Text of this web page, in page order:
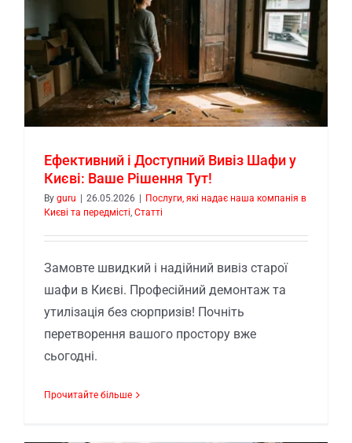
Ефективний і Доступний Вивіз Шафи у
Києві: Ваше Рішення Тут!
By guru | 26.05.2026 | Послуги, які надає наша компанія в
Києві та передмісті Статті
Замовте швидкий і надійний вивіз старої
шафи в Києві. Професійний демонтаж та
утилізація без сюрпризів! Почніть
перетворення вашого простору вже
сьогодні.
Прочитайте більше